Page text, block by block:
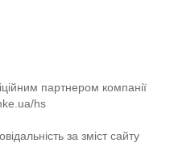
партнером компанії
hs
за зміст сайту